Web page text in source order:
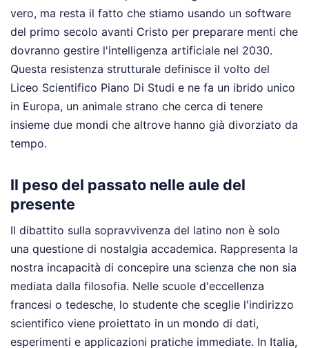
vero, ma resta il fatto che stiamo usando un software
del primo secolo avanti Cristo per preparare menti che
dovranno gestire l'intelligenza artificiale nel 2030.
Questa resistenza strutturale definisce il volto del
Liceo Scientifico Piano Di Studi e ne fa un ibrido unico
in Europa, un animale strano che cerca di tenere
insieme due mondi che altrove hanno già divorziato da
tempo.
Il peso del passato nelle aule del
presente
Il dibattito sulla sopravvivenza del latino non è solo
una questione di nostalgia accademica. Rappresenta la
nostra incapacità di concepire una scienza che non sia
mediata dalla filosofia. Nelle scuole d'eccellenza
francesi o tedesche, lo studente che sceglie l'indirizzo
scientifico viene proiettato in un mondo di dati,
esperimenti e applicazioni pratiche immediate. In Italia,